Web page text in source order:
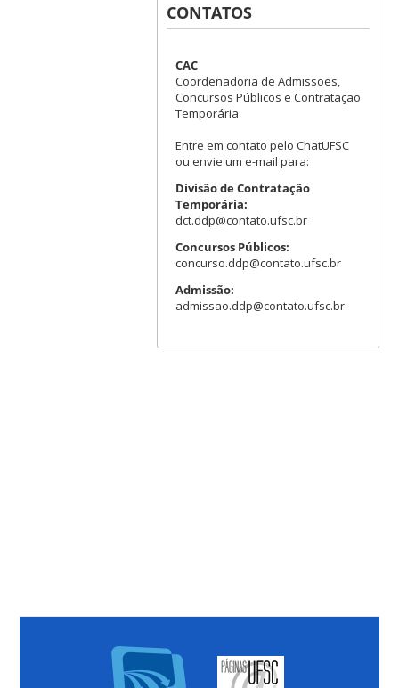
CONTATOS
CAC
Coordenadoria de Admissões,
Concursos Públicos e Contratação
Temporária
Entre em contato pelo ChatUFSC
ou envie um e-mail para:
Divisão de Contratação
Temporária:
dct.ddp@contato.ufsc.br
Concursos Públicos:
concurso.ddp@contato.ufsc.br
Admissão:
admissao.ddp@contato.ufsc.br